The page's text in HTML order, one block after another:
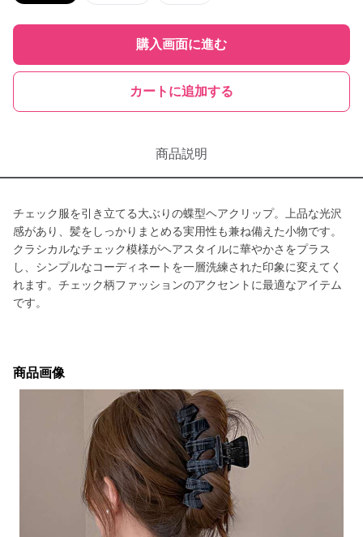
購入画面に進む
カートに追加する
商品説明
チェック服を引き立てる大ぶりの蝶型ヘアクリップ。上品な光沢
感があり、髪をしっかりまとめる実用性も兼ね備えた小物です。
クラシカルなチェック模様がヘアスタイルに華やかさをプラス
し、シンプルなコーディネートを一層洗練された印象に変えてく
れます。チェック柄ファッションのアクセントに最適なアイテム
です。
商品画像